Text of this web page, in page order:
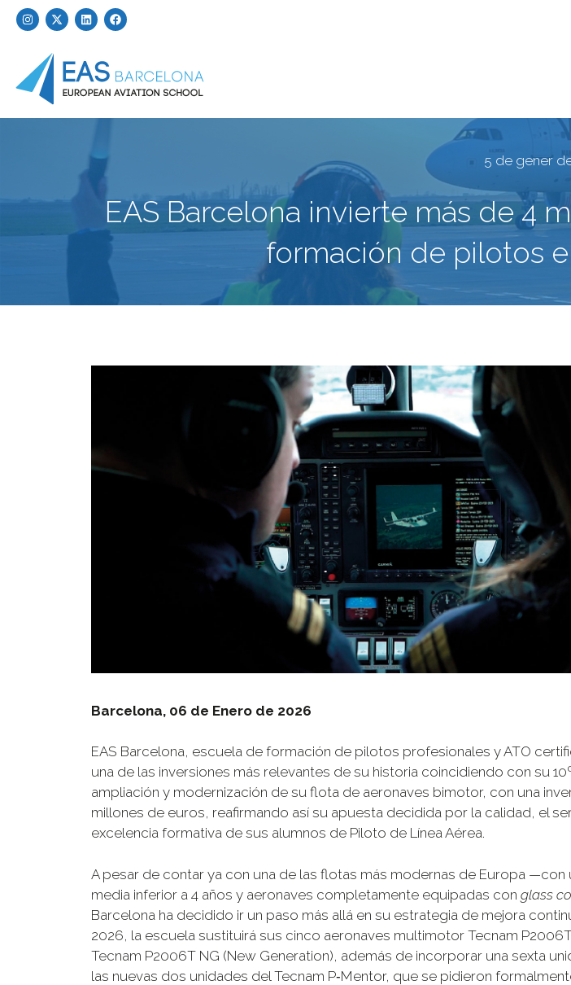
5 de gener
EAS Barcelona invierte más de 4
formación de pilotos
Barcelona, 06 de Enero de 2026
EAS Barcelona, escuela de formación de pilotos profesionales y ATO
una de las inversiones más relevantes de su historia coincidiendo con su
ampliación y modernización de su flota de aeronaves bimotor, con una
millones de euros, reafirmando así su apuesta decidida por la calidad, el
excelencia formativa de sus alumnos de Piloto de Línea Aérea.
A pesar de contar ya con una de las flotas más modernas de Europa —con
media inferior a 4 años y aeronaves completamente equipadas con glass
Barcelona ha decidido ir un paso más allá en su estrategia de mejora
2026, la escuela sustituirá sus cinco aeronaves multimotor Tecnam
Tecnam P2006T NG (New Generation), además de incorporar una sexta
las nuevas dos unidades del Tecnam P‑Mentor, que se pidieron